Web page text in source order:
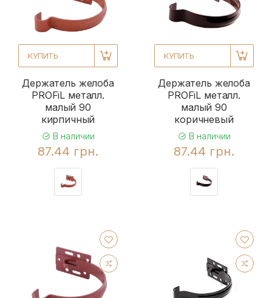
КУПИТЬ
Держатель желоба
PROFiL металл.
малый 90
кирпичный
В наличии
87.44 грн.
КУПИТЬ
Держатель желоба
PROFiL металл.
малый 90
коричневый
В наличии
87.44 грн.